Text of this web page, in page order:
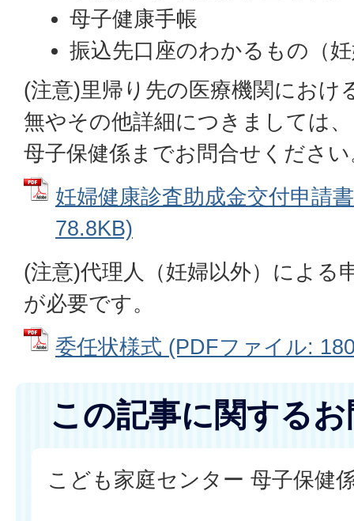
母子健康手帳
振込先口座のわかるもの（
(注意)里帰り先の医療機関におけ
無やその他詳細につきましては
母子保健係までお問合せくださ
妊婦健康診査助成金交付申請
78.8KB)
(注意)代理人（妊婦以外）による
が必要です。
委任状様式 (PDFファイル:
この記事に関する
こども家庭センター 母子保健